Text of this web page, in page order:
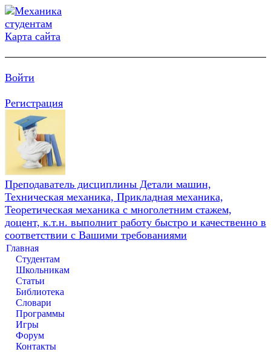
Карта сайта
Войти
Регистрация
Преподаватель дисциплины Детали машин,
Техническая механика, Прикладная механика,
Теоретическая механика с многолетним стажем,
доцент, к.т.н. выполнит работу быстро и качественно в
соответствии с Вашими требованиями
Главная
Студентам
Школьникам
Статьи
Библиотека
Словари
Программы
Игры
Форум
Контакты